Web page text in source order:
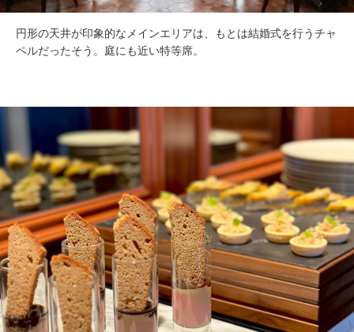
円形の天井が印象的なメインエリアは、もとは結婚式を行うチャ
ペルだったそう。庭にも近い特等席。